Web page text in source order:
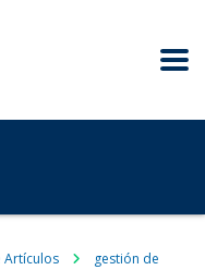
Artículos
gestión de